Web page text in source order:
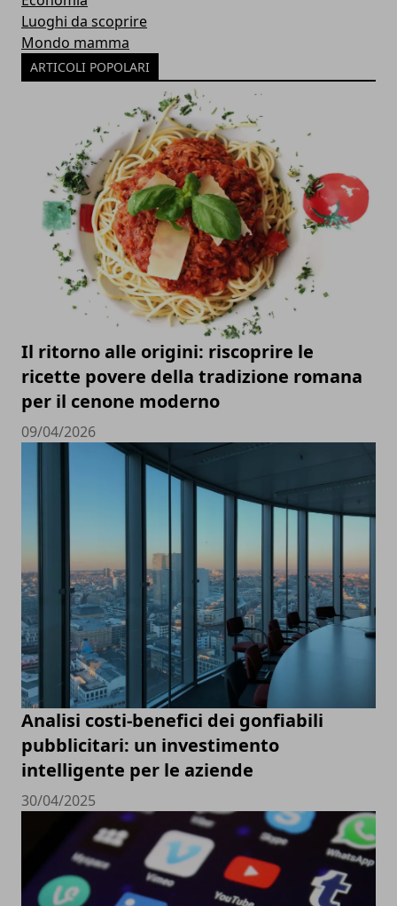
Luoghi da scoprire
Mondo mamma
ARTICOLI POPOLARI
Il ritorno alle origini: riscoprire le
ricette povere della tradizione romana
per il cenone moderno
09/04/2026
Analisi costi-benefici dei gonfiabili
pubblicitari: un investimento
intelligente per le aziende
30/04/2025